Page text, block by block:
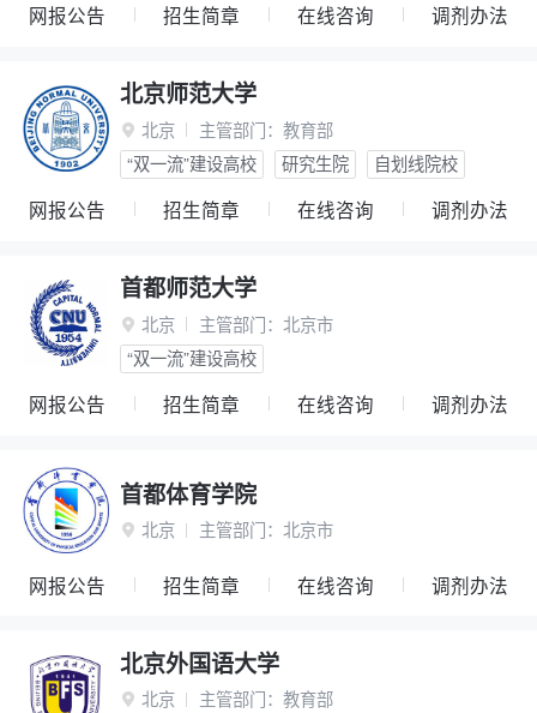
网报公告 招生简章 在线咨询 调剂办法
北京师范大学
 北京 主管部门： 教育部
“双一流”建设高校
研究生院 自划线院校
网报公告 招生简章 在线咨询 调剂办法
首都师范大学
 北京 主管部门： 北京市
“双一流”建设高校
网报公告 招生简章 在线咨询 调剂办法
首都体育学院
 北京 主管部门： 北京市
网报公告 招生简章 在线咨询 调剂办法
北京外国语大学
 北京 主管部门： 教育部